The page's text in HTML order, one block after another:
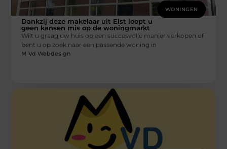
WONINGEN
Dankzij deze makelaar uit Elst loopt u
geen kansen mis op de woningmarkt
Wilt u graag uw huis op een succesvolle manier verkopen of
bent u op zoek naar een passende woning in
M Vd Webdesign